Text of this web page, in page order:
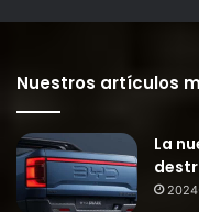
Nuestros artículos
La